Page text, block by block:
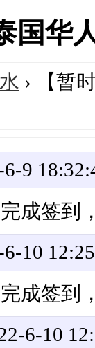
国华
› 【暂
9
成签到
10
成签到
6-10